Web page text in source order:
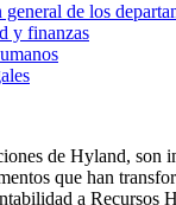
de los
y finanzas
de Hyland, son
que han
a Recursos